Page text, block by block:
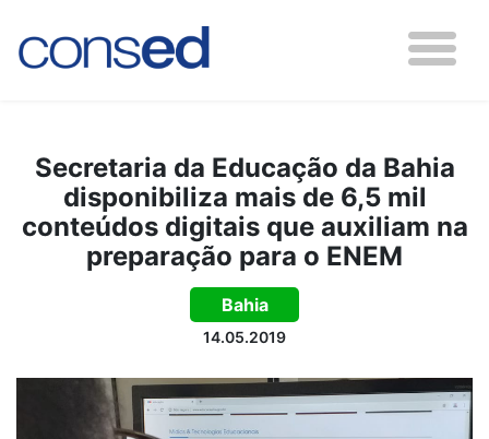
Secretaria da Educação da Bahia
disponibiliza mais de 6,5 mil
conteúdos digitais que auxiliam na
preparação para o ENEM
Bahia
14.05.2019